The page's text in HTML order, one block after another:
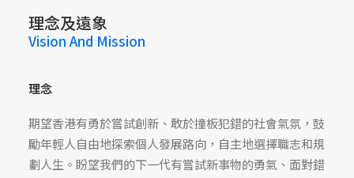
理念及遠象
Vision And Mission
理念
期望香港有勇於嘗試創新、敢於撞板犯錯的社會氣氛，鼓
勵年輕人自由地探索個人發展路向，自主地選擇職志和規
劃人生。盼望我們的下一代有嘗試新事物的勇氣、面對錯